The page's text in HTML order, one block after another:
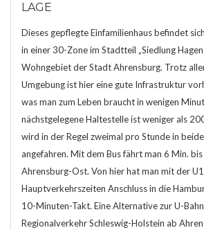
LAGE
Dieses gepflegte Einfamilienhaus befindet
in einer 30-Zone im Stadtteil „Siedlung
Wohngebiet der Stadt Ahrensburg. Trotz
Umgebung ist hier eine gute Infrastruktur
was man zum Leben braucht in wenigen
nächstgelegene Haltestelle ist weniger als
wird in der Regel zweimal pro Stunde in
angefahren. Mit dem Bus fährt man 6 Min.
Ahrensburg-Ost. Von hier hat man mit der
Hauptverkehrszeiten Anschluss in die
10-Minuten-Takt. Eine Alternative zur U-
Regionalverkehr Schleswig-Holstein ab